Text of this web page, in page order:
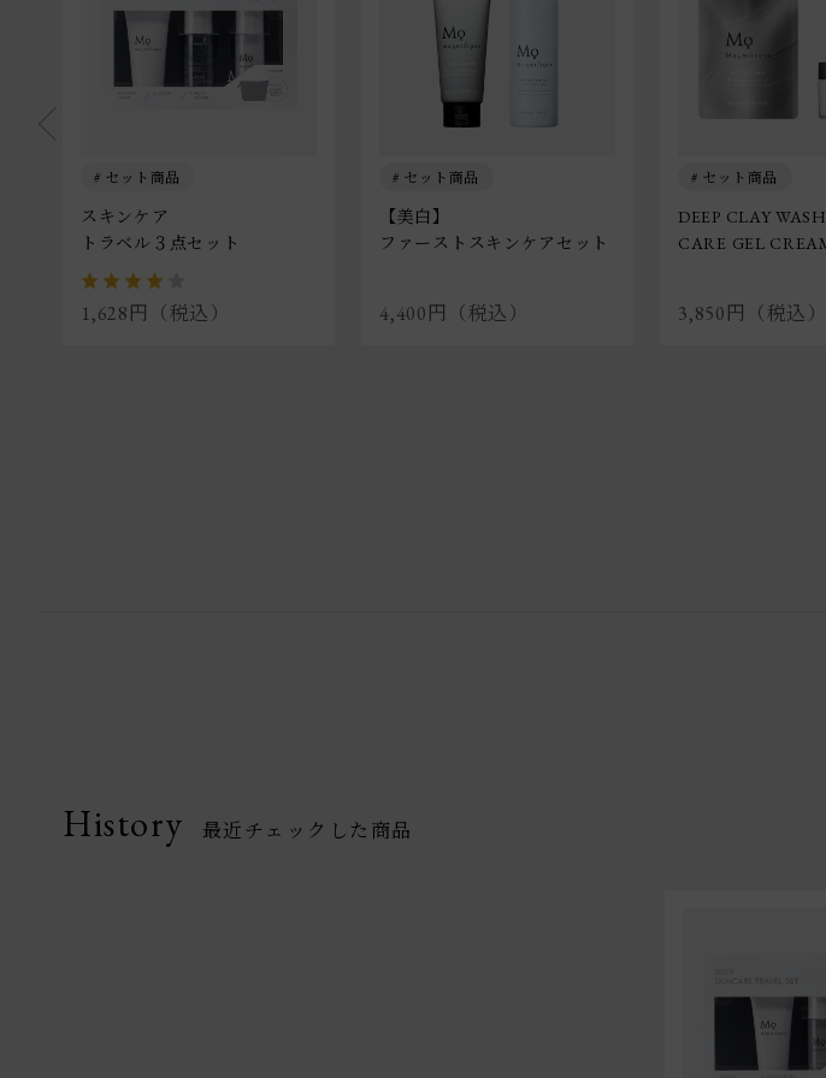
セット商品
スキンケア
トラベル３点セット
1,628円（税込）
セット商品
【美白】
ファーストスキンケアセット
4,400円（税込）
セット商品
DEEP CLAY
CARE GEL
3,850円（税込）
History